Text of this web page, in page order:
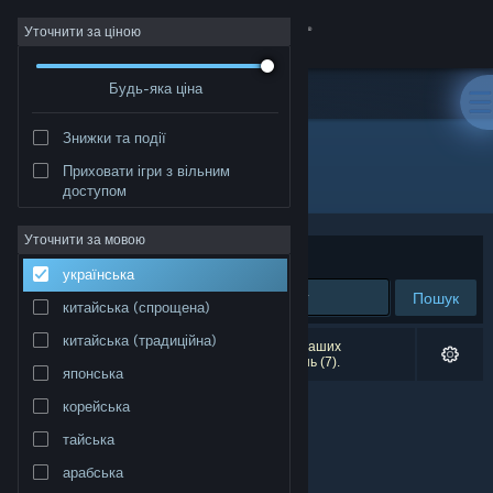
Увійти
Крамниця
Інформація
Підтримка
Змінити мову
Переглянути повну версію
Уточнити за ціною
Будь-яка ціна
Знижки та події
Приховати ігри з вільним
доступом
Уточнити за мовою
українська
китайська (спрощена)
китайська (традиційна)
японська
корейська
тайська
арабська
Розробник: Lesta Studio
Упорядкувати за доречністю
Пошук
Результатів вашого пошуку: 0. Відповідно до ваших
уподобань було виключено кілька найменувань (7).